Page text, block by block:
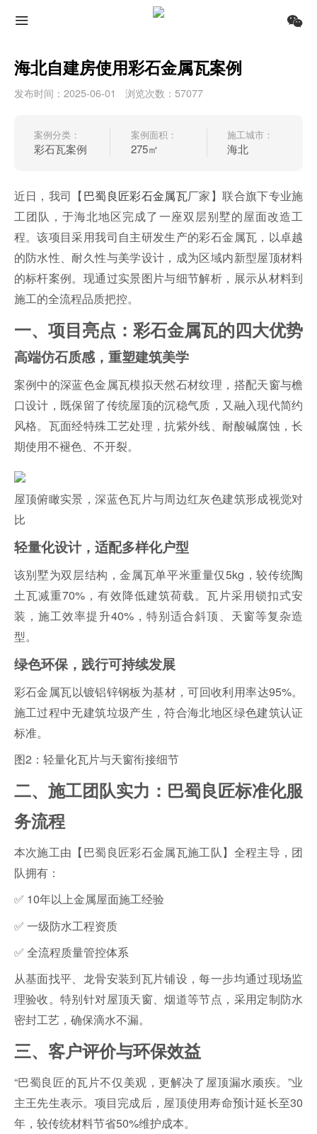
海北自建房使用彩石金属瓦案例
发布时间：2025-06-01 浏览次数：57077
案例分类：
彩石瓦案例
案例面积：
275㎡
施工城市：
海北
近日，我司【巴蜀良匠彩石金属瓦厂家】联合旗下专业施
工团队，于海北地区完成了一座双层别墅的屋面改造工
程。该项目采用我司自主研发生产的彩石金属瓦，以卓越
的防水性、耐久性与美学设计，成为区域内新型屋顶材料
的标杆案例。现通过实景图片与细节解析，展示从材料到
施工的全流程品质把控。
一、项目亮点：彩石金属瓦的四大优势
高端仿石质感，重塑建筑美学
案例中的深蓝色金属瓦模拟天然石材纹理，搭配天窗与檐
口设计，既保留了传统屋顶的沉稳气质，又融入现代简约
风格。瓦面经特殊工艺处理，抗紫外线、耐酸碱腐蚀，长
期使用不褪色、不开裂。
屋顶俯瞰实景，深蓝色瓦片与周边红灰色建筑形成视觉对
比
轻量化设计，适配多样化户型
该别墅为双层结构，金属瓦单平米重量仅5kg，较传统陶
土瓦减重70%，有效降低建筑荷载。瓦片采用锁扣式安
装，施工效率提升40%，特别适合斜顶、天窗等复杂造
型。
绿色环保，践行可持续发展
彩石金属瓦以镀铝锌钢板为基材，可回收利用率达95%。
施工过程中无建筑垃圾产生，符合海北地区绿色建筑认证
标准。
图2：轻量化瓦片与天窗衔接细节
二、施工团队实力：巴蜀良匠标准化服
务流程
本次施工由【巴蜀良匠彩石金属瓦施工队】全程主导，团
队拥有：
✅ 10年以上金属屋面施工经验
✅ 一级防水工程资质
✅ 全流程质量管控体系
从基面找平、龙骨安装到瓦片铺设，每一步均通过现场监
理验收。特别针对屋顶天窗、烟道等节点，采用定制防水
密封工艺，确保滴水不漏。
三、客户评价与环保效益
“巴蜀良匠的瓦片不仅美观，更解决了屋顶漏水顽疾。”业
主王先生表示。项目完成后，屋顶使用寿命预计延长至30
年，较传统材料节省50%维护成本。